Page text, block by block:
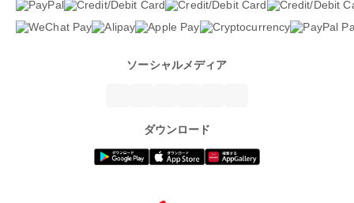
ソーシャルメディア
ダウンロード